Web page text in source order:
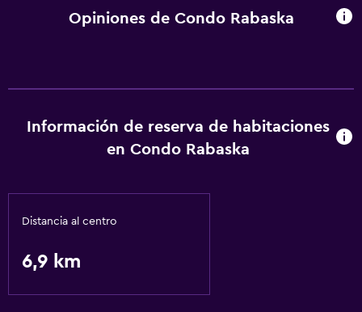
Opiniones de Condo Rabaska
Información de reserva de habitaciones
en Condo Rabaska
Distancia al centro
6,9 km